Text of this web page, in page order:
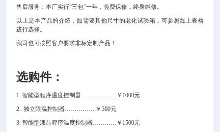
售后服务：本厂实行“三包"一年，免费保修，终身维修。
以上是本产品的介绍，如需要其他尺寸的老化试验箱，可参照如上表格
进行选择。
我司也可按照客户要求非标定制产品！
选购件：
1. 智能型程序温度控制器………………￥1000元
2. 独立限温控制器…………….￥300元
3. 智能型液晶程序温度控制器…………￥1500元